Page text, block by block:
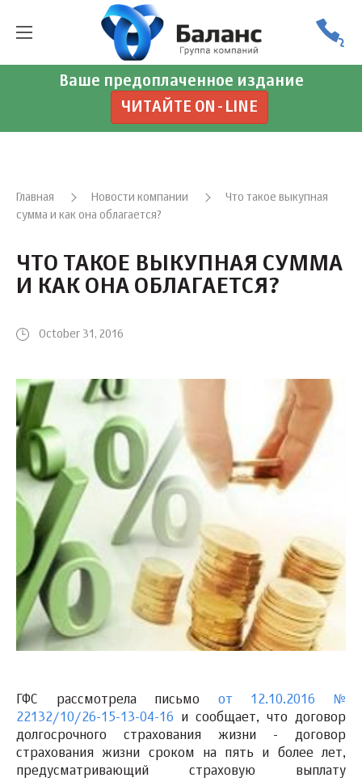
Ваше предоплаченное издание
ЧИТАЙТЕ ON-LINE
Главная Новости компании
Что такое выкупная
сумма и как она облагается?
ЧТО ТАКОЕ ВЫКУПНАЯ СУММА
И КАК ОНА ОБЛАГАЕТСЯ?
October 31, 2016
ГФС рассмотрела письмо от 12.10.2016 №
22132/10/26-15-13-04-16 и сообщает, что договор
долгосрочного страхования жизни - договор
страхования жизни сроком на пять и более лет,
предусматривающий страховую выплату